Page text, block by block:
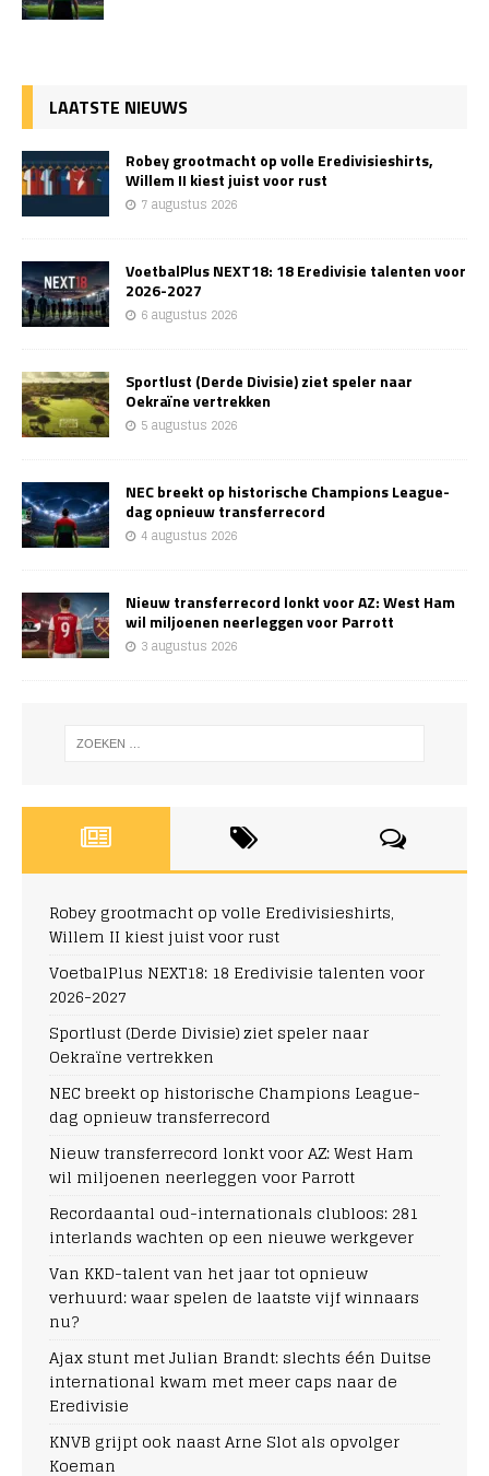
LAATSTE NIEUWS
Robey grootmacht op volle Eredivisieshirts,
Willem II kiest juist voor rust
7 augustus 2026
VoetbalPlus NEXT18: 18 Eredivisie talenten voor
2026-2027
6 augustus 2026
Sportlust (Derde Divisie) ziet speler naar
Oekraïne vertrekken
5 augustus 2026
NEC breekt op historische Champions League-
dag opnieuw transferrecord
4 augustus 2026
Nieuw transferrecord lonkt voor AZ: West Ham
wil miljoenen neerleggen voor Parrott
3 augustus 2026
Robey grootmacht op volle Eredivisieshirts,
Willem II kiest juist voor rust
VoetbalPlus NEXT18: 18 Eredivisie talenten voor
2026-2027
Sportlust (Derde Divisie) ziet speler naar
Oekraïne vertrekken
NEC breekt op historische Champions League-
dag opnieuw transferrecord
Nieuw transferrecord lonkt voor AZ: West Ham
wil miljoenen neerleggen voor Parrott
Recordaantal oud-internationals clubloos: 281
interlands wachten op een nieuwe werkgever
Van KKD-talent van het jaar tot opnieuw
verhuurd: waar spelen de laatste vijf winnaars
nu?
Ajax stunt met Julian Brandt: slechts één Duitse
international kwam met meer caps naar de
Eredivisie
KNVB grijpt ook naast Arne Slot als opvolger
Koeman